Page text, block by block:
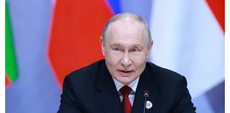
Chuyên gia quốc tế đánh giá tích cực
về tiền đồng của Việt Nam
07/08/2026 12:46
Phép thử sức chống chịu của kinh tế